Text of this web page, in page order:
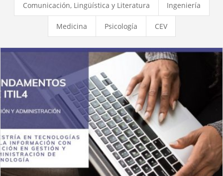
Comunicación, Lingüística y Literatura Ingeniería
Medicina Psicología CEV